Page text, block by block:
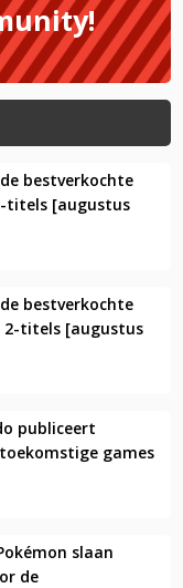
bestverkochte
titels [augustus
bestverkochte
2-titels [augustus
publiceert
games
slaan
de